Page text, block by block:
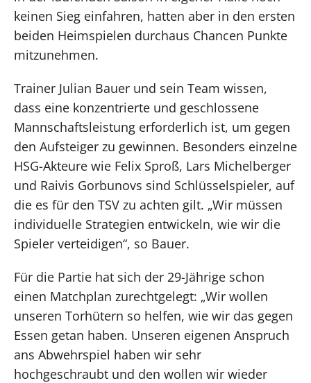
keinen Sieg einfahren, hatten aber in den ersten
beiden Heimspielen durchaus Chancen Punkte
mitzunehmen.
Trainer Julian Bauer und sein Team wissen,
dass eine konzentrierte und geschlossene
Mannschaftsleistung erforderlich ist, um gegen
den Aufsteiger zu gewinnen. Besonders einzelne
HSG-Akteure wie Felix Sproß, Lars Michelberger
und Raivis Gorbunovs sind Schlüsselspieler, auf
die es für den TSV zu achten gilt. „Wir müssen
individuelle Strategien entwickeln, wie wir die
Spieler verteidigen“, so Bauer.
Für die Partie hat sich der 29-Jährige schon
einen Matchplan zurechtgelegt: „Wir wollen
unseren Torhütern so helfen, wie wir das gegen
Essen getan haben. Unseren eigenen Anspruch
ans Abwehrspiel haben wir sehr
hochgeschraubt und den wollen wir wieder